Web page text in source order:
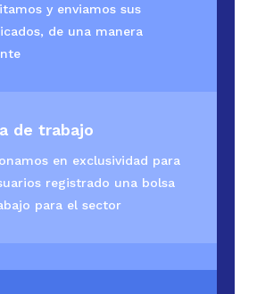
y enviamos sus
de una manera
de trabajo
en exclusividad para
registrado una bolsa
para el sector